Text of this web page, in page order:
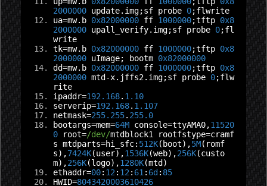
2000000 update. img;sf probe 0;flwrite
ua=mw. b 0x82000000 ff 1000000;tftp 0x8
2000000 upall_verify. img;sf probe 0;fl
write
tk=mw. b 0x82000000 ff 1000000;tftp 0x8
2000000 uImage; bootm 0x82000000
dd=mw. b 0x82000000 ff 1000000;tftp 0x8
2000000 mtd -x. jffs2. img;sf probe 0;flw
rite
ipaddr=192.168. 1.10
serverip=192.168. 1.107
netmask=255.255. 255.0
bootargs=mem=64M console=ttyAMA0,11520
0 root=/dev/mtdblock1 rootfstype=cramf
s mtdparts=hi_sfc: 512K( boot),5M( romf
s),7424K(user),1536K(web),256K(custo
m),256K(logo),1280K(mtd )
ethaddr=00: 12 : 12 : 61 : 6d : 85
HWID=8043420003610426